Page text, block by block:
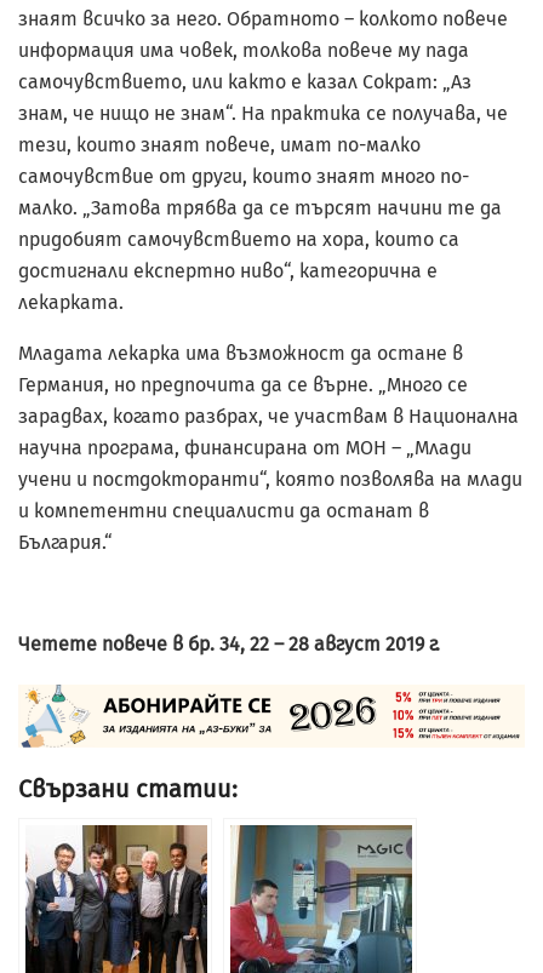
знаят всичко за него. Обратното – колкото повече
информация има човек, толкова повече му пада
самочувствието, или както е казал Сократ: „Аз
знам, че нищо не знам“. На практика се получава, че
тези, които знаят повече, имат по-малко
самочувствие от други, които знаят много по-
малко. „Затова трябва да се търсят начини те да
придобият самочувствието на хора, които са
достигнали експертно ниво“, категорична е
лекарката.
Младата лекарка има възможност да остане в
Германия, но предпочита да се върне. „Много се
зарадвах, когато разбрах, че участвам в Национална
научна програма, финансирана от МОН – „Млади
учени и постдокторанти“, която позволява на млади
и компетентни специалисти да останат в
България.“
Четете повече в бр. 34, 22 – 28 август 2019 г.
Свързани статии: